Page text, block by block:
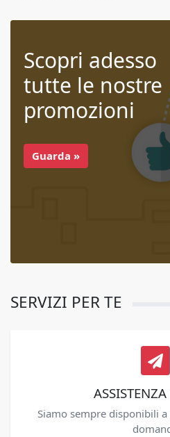
Scopri adesso
tutte le nostre
promozioni
Guarda »
SERVIZI PER TE
Siamo sempre disponibili